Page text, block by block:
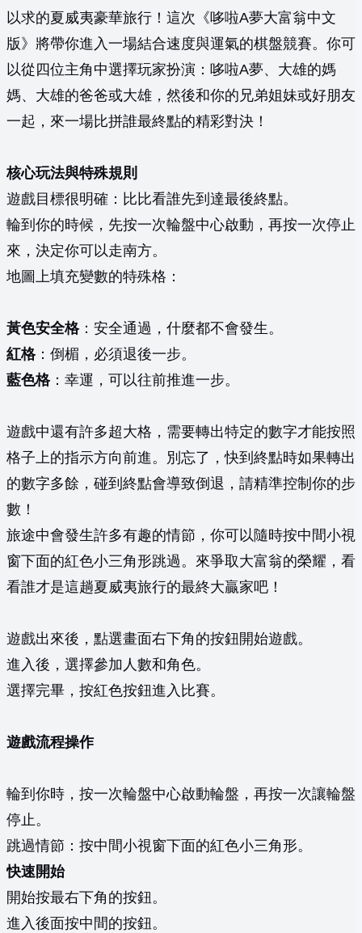
以求的夏威夷豪華旅行！這次《哆啦A夢大富翁中文
版》將帶你進入一場結合速度與運氣的棋盤競賽。你可
以從四位主角中選擇玩家扮演：哆啦A夢、大雄的媽
媽、大雄的爸爸或大雄，然後和你的兄弟姐妹或好朋友
一起，來一場比拼誰最終點的精彩對決！
核心玩法與特殊規則
遊戲目標很明確：比比看誰先到達最後終點。
輪到你的時候，先按一次輪盤中心啟動，再按一次停止
來，決定你可以走南方。
地圖上填充變數的特殊格：
黃色安全格：安全通過，什麼都不會發生。
紅格：倒楣，必須退後一步。
藍色格：幸運，可以往前推進一步。
遊戲中還有許多超大格，需要轉出特定的數字才能按照
格子上的指示方向前進。別忘了，快到終點時如果轉出
的數字多餘，碰到終點會導致倒退，請精準控制你的步
數！
旅途中會發生許多有趣的情節，你可以隨時按中間小視
窗下面的紅色小三角形跳過。來爭取大富翁的榮耀，看
看誰才是這趟夏威夷旅行的最終大贏家吧！
遊戲出來後，點選畫面右下角的按鈕開始遊戲。
進入後，選擇參加人數和角色。
選擇完畢，按紅色按鈕進入比賽。
遊戲流程操作
輪到你時，按一次輪盤中心啟動輪盤，再按一次讓輪盤
停止。
跳過情節：按中間小視窗下面的紅色小三角形。
快速開始
開始按最右下角的按鈕。
進入後面按中間的按鈕。